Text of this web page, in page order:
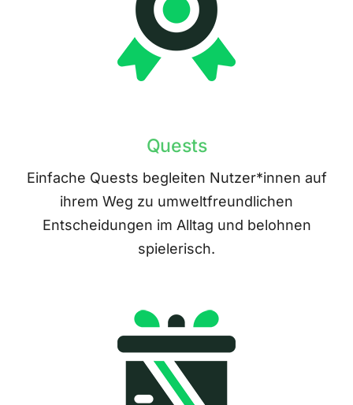
Quests
Einfache Quests begleiten Nutzer*innen auf
ihrem Weg zu umweltfreundlichen
Entscheidungen im Alltag und belohnen
spielerisch.